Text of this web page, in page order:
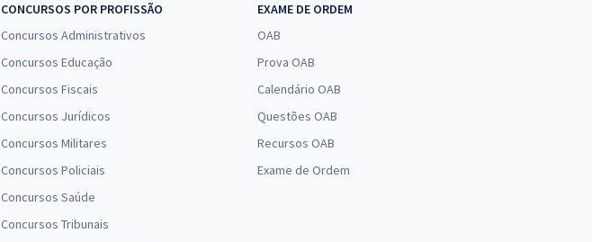
CONCURSOS POR PROFISSÃO
Concursos Administrativos
Concursos Educação
Concursos Fiscais
Concursos Jurídicos
Concursos Militares
Concursos Policiais
Concursos Saúde
Concursos Tribunais
EXAME DE ORDEM
OAB
Prova OAB
Calendário OAB
Questões OAB
Recursos OAB
Exame de Ordem